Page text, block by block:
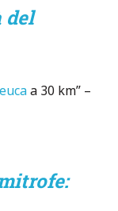
del
a 30 km” –